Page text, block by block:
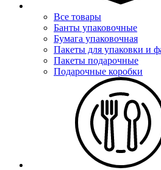
Все товары
Банты упаковочные
Бумага упаковочная
Пакеты для упаковки и
Пакеты подарочные
Подарочные коробки